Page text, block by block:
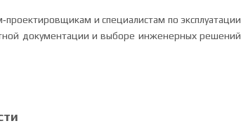
и специалистам по эксплуатации
документации и выборе инженерных решений